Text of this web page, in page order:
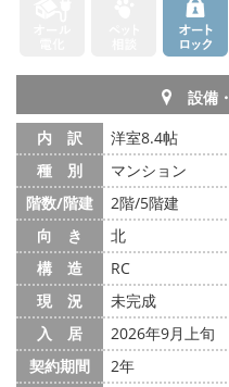
設備
内 訳
洋室8.4帖
種 別
マンション
階数/階建
2階/5階建
向 き
北
構 造
RC
現 況
未完成
入 居
2026年9月上旬
契約期間
2年